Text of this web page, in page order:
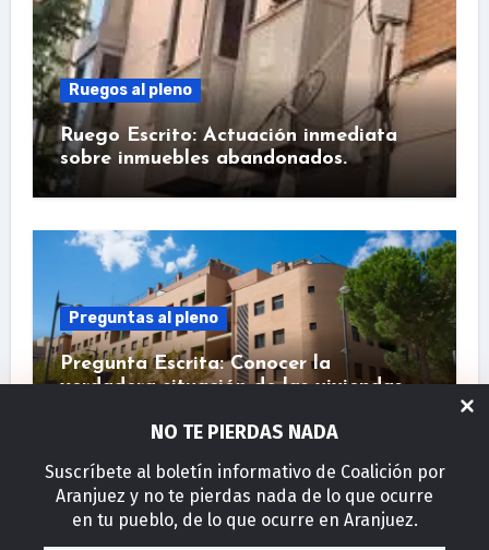
Ruegos al pleno
Ruego Escrito: Actuación inmediata
sobre inmuebles abandonados.
Preguntas al pleno
Pregunta Escrita: Conocer la
verdadera situación de las viviendas
NO TE PIERDAS NADA
Suscríbete al boletín informativo de Coalición por
Aranjuez y no te pierdas nada de lo que ocurre
en tu pueblo, de lo que ocurre en Aranjuez.